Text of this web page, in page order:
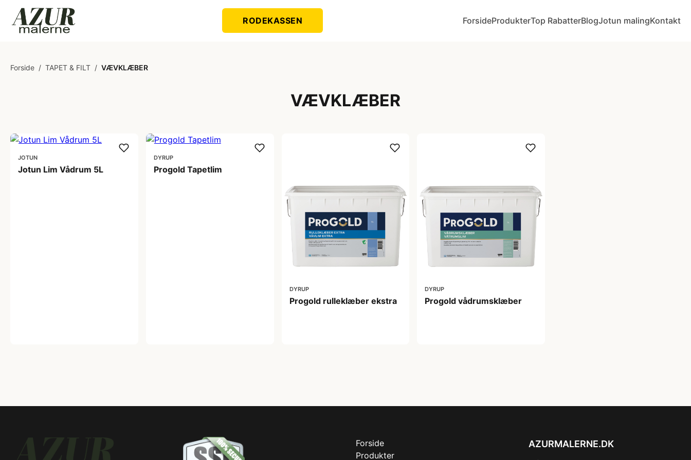
RODEKASSEN ForsideProdukterTop RabatterBlogJotun malingKontakt
Forside / TAPET & FILT / VÆVKLÆBER
VÆVKLÆBER
JOTUN
Jotun Lim Vådrum 5L
DYRUP
Progold Tapetlim
DYRUP
Progold rulleklæber ekstra
DYRUP
Progold vådrumsklæber
Forside
Produkter
AZURMALERNE.DK